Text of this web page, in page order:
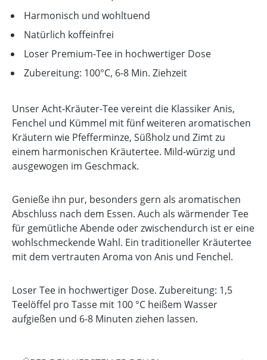
Harmonisch und wohltuend
Natürlich koffeinfrei
Loser Premium-Tee in hochwertiger Dose
Zubereitung: 100°C, 6-8 Min. Ziehzeit
Unser Acht-Kräuter-Tee vereint die Klassiker Anis,
Fenchel und Kümmel mit fünf weiteren aromatischen
Kräutern wie Pfefferminze, Süßholz und Zimt zu
einem harmonischen Kräutertee. Mild-würzig und
ausgewogen im Geschmack.
Genieße ihn pur, besonders gern als aromatischen
Abschluss nach dem Essen. Auch als wärmender Tee
für gemütliche Abende oder zwischendurch ist er eine
wohlschmeckende Wahl. Ein traditioneller Kräutertee
mit dem vertrauten Aroma von Anis und Fenchel.
Loser Tee in hochwertiger Dose. Zubereitung: 1,5
Teelöffel pro Tasse mit 100 °C heißem Wasser
aufgießen und 6-8 Minuten ziehen lassen.